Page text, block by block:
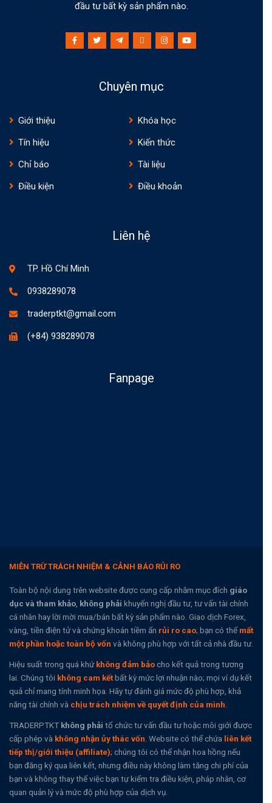
đầu tư bất kỳ sản phẩm nào.
Chuyên mục
Giới thiệu
Khóa học
Tín hiệu
Kiến thức
Chỉ báo
Tài liệu
Điều kiện
Điều khoản
Liên hệ
TP. Hồ Chí Minh
0938289078
traderptkt@gmail.com
(+84) 938289078
Fanpage
MIỄN TRỪ TRÁCH NHIỆM & CẢNH BÁO RỦI RO
Toàn bộ nội dung trên website được cung cấp nhằm mục đích giáo
dục và tham khảo, không phải khuyến nghị đầu tư, tư vấn tài chính
cá nhân hay lời mời mua/bán bất kỳ sản phẩm nào. Giao dịch Forex,
vàng, tiền điện tử và chứng khoán tiềm ẩn rủi ro cao; bạn có thể mất
một phần hoặc toàn bộ vốn và không phù hợp với tất cả nhà đầu tư.
Hiệu suất trong quá khứkhông đảm bảocho kết quả trong tương
lai. Chúng tôi không cam kếtbất kỳ mức lợi nhuận nào; mọi ví dụ kết
quả chỉ mang tính minh họa. Hãy tự đánh giá mức độ phù hợp, khả
năng tài chính và chịu trách nhiệm về quyết định của mình.
TRADERPTKT không phải tổ chức tư vấn đầu tư hoặc môi giới được
cấp phép và không nhận ủy thác vốn. Website có thể chứa liên kết
tiếp thị/giới thiệu (affiliate); chúng tôi có thể nhận hoa hồng nếu
bạn đăng ký qua liên kết, nhưng điều này không làm tăng chi phí của
bạn và không thay thế việc bạn tự kiểm tra điều kiện, pháp nhân, cơ
quan quản lý và mức độ phù hợp của dịch vụ.